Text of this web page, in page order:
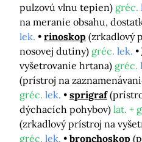
pulzovú vlnu tepien) gréc.
na meranie obsahu,
lek.
rinoskop (zrkadlový
nosovej dutiny) gréc. lek.
vyšetrovanie hrtana) gréc.
(prístroj na
gréc. lek. sprigraf
dýchacích pohybov) lat. +
(zrkadlový prístroj na
gréc. lek. bronchoskop